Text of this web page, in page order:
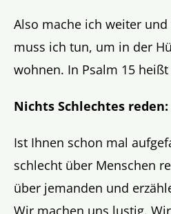
Also mache ich weiter
muss ich tun, um in der
wohnen. In Psalm 15 heißt
Nichts Schlechtes reden:
Ist Ihnen schon mal
schlecht über Menschen
über jemanden und
Wir machen uns lustig.